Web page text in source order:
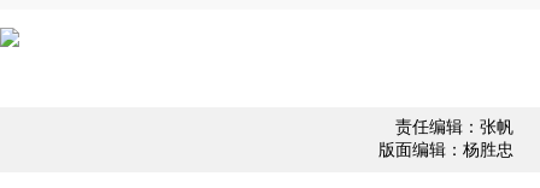
责任编辑：张帆
版面编辑：杨胜忠